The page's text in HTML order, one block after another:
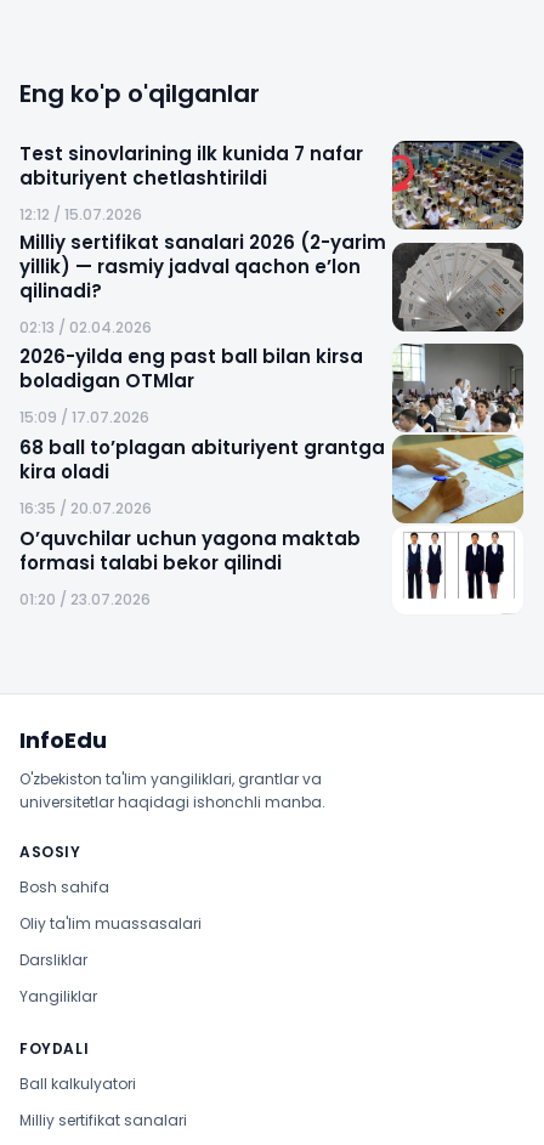
Eng ko'p o'qilganlar
Test sinovlarining ilk kunida 7 nafar
abituriyent chetlashtirildi
12:12 / 15.07.2026
Milliy sertifikat sanalari 2026 (2-yarim
yillik) — rasmiy jadval qachon e’lon
qilinadi?
02:13 / 02.04.2026
2026-yilda eng past ball bilan kirsa
boladigan OTMlar
15:09 / 17.07.2026
68 ball to’plagan abituriyent grantga
kira oladi
16:35 / 20.07.2026
O’quvchilar uchun yagona maktab
formasi talabi bekor qilindi
01:20 / 23.07.2026
InfoEdu
O'zbekiston ta'lim yangiliklari, grantlar va
universitetlar haqidagi ishonchli manba.
ASOSIY
Bosh sahifa
Oliy ta'lim muassasalari
Darsliklar
Yangiliklar
FOYDALI
Ball kalkulyatori
Milliy sertifikat sanalari